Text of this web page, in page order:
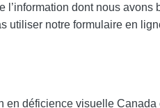
l’information dont nous avons
utiliser notre formulaire en
en déficience visuelle